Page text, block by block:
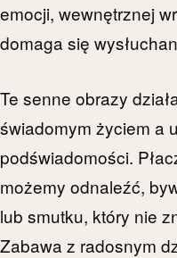
emocji, wewnętrznej
domaga się
Te senne obrazy
świadomym życiem a
podświadomości.
możemy odnaleźć,
lub smutku, który nie
Zabawa z radosnym